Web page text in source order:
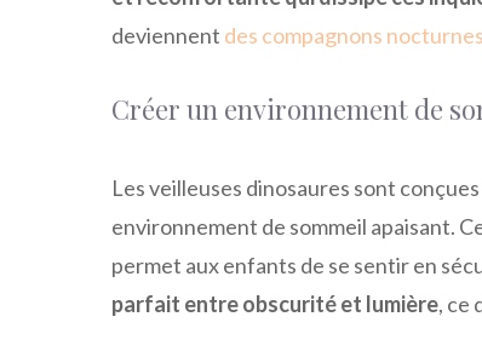
deviennent des compagnons
Créer un environnement de
Les veilleuses dinosaures sont
environnement de sommeil apaisant.
permet aux enfants de se sentir en
parfait entre obscurité et lumière, ce